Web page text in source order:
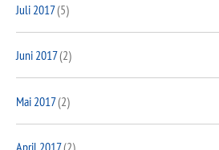
Juli 2017(5)
Juni 2017(2)
Mai 2017(2)
April 2017(2)